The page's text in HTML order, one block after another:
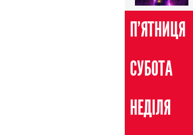
П'ЯТНИЦЯ
СУБОТА
НЕДІЛЯ